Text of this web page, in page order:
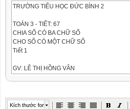
TRƯỜNG TIỂU HỌC ĐỨC BÌNH 2
TOÁN 3 - TIẾT: 67
CHIA SỐ CÓ BA CHỮ SỐ
CHO SỐ CÓ MỘT CHỮ SỐ
Tiết 1
GV: LÊ THỊ HỒNG VÂN
một chữ số bất kì.
Kích thước font